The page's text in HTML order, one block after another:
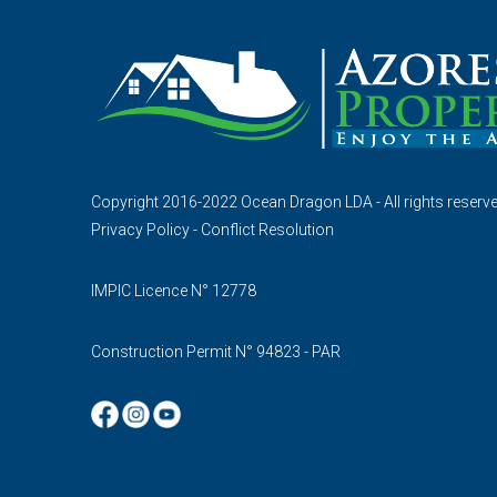
Copyright 2016-2022 Ocean Dragon LDA - All rights
Privacy Policy- Conflict Resolution
IMPIC Licence N° 12778
Construction Permit N° 94823 - PAR